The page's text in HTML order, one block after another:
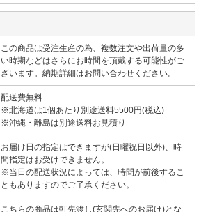
この商品は受注生産の為、複数注文や出荷量の多
い時期などはさらにお時間を頂戴する可能性がご
ざいます。納期詳細はお問い合わせください。
配送費無料
※北海道は1個あたり別途送料5500円(税込)
※沖縄・離島は別途送料お見積り
お届け日の指定はできますが(日曜祝日以外)、時
間指定はお受けできません。
※当日の配送状況によっては、時間が前後するこ
ともありますのでご了承ください。
こちらの商品は軒先渡し(玄関先へのお届け)とな